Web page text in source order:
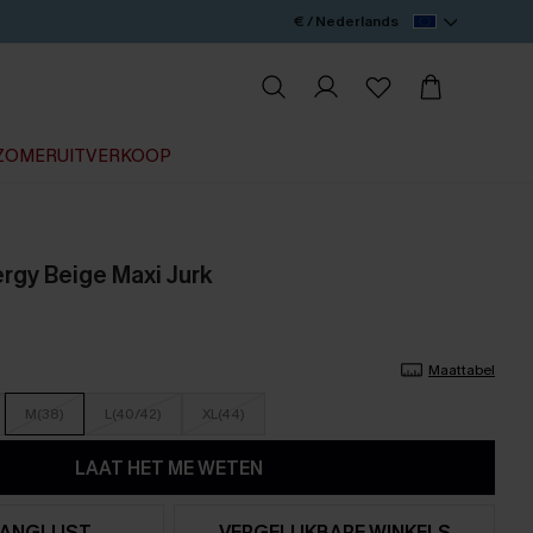
€ / Nederlands
Beige Maxi Jurk
Maattabel
M(38) L(40/42) XL(44)
LAAT HET ME WETEN